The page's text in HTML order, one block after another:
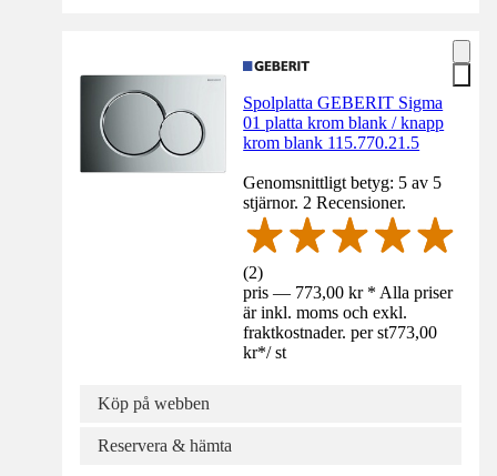
Spolplatta GEBERIT Sigma
01 platta krom blank / knapp
krom blank 115.770.21.5
Genomsnittligt betyg: 5 av 5
stjärnor. 2 Recensioner.
(2)
pris — 773,00 kr * Alla priser
är inkl. moms och exkl.
fraktkostnader. per st773,00
kr*/ st
Köp på webben
Reservera & hämta